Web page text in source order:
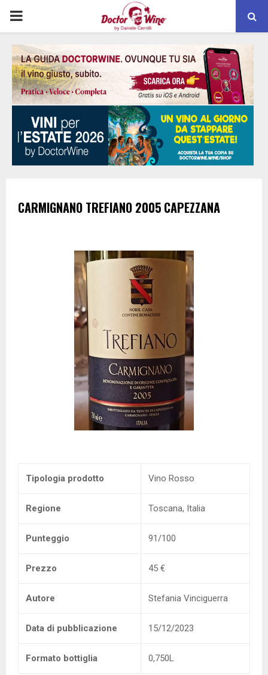
PRIMARY
MENU
CARMIGNANO TREFIANO 2005 CAPEZZANA
Tipologia prodotto Vino Rosso
Regione Toscana, Italia
Punteggio 91/100
Prezzo 45 €
Autore Stefania Vinciguerra
Data di pubblicazione 15/12/2023
Formato bottiglia 0,750L